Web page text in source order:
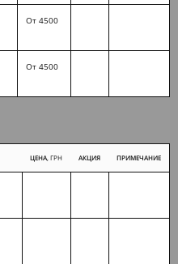
От 4500
От 4500
ЦЕНА , ГРН АКЦИЯ ПРИМЕЧАНИЕ